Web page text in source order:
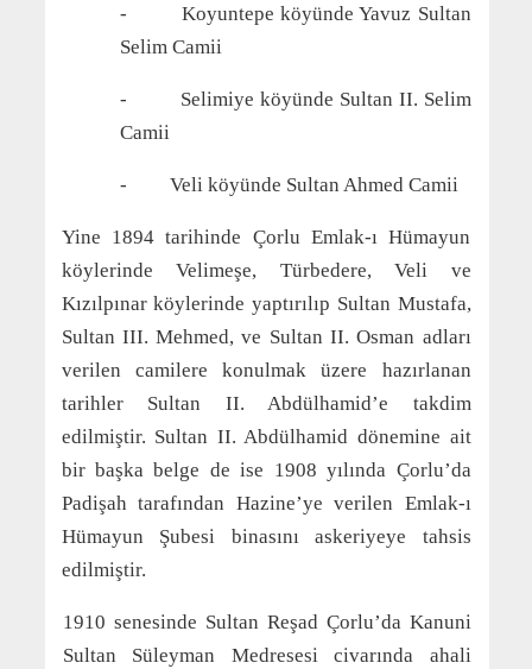
- Koyuntepe köyünde Yavuz Sultan
Selim Camii
- Selimiye köyünde Sultan II. Selim
Camii
- Veli köyünde Sultan Ahmed Camii
Yine 1894 tarihinde Çorlu Emlak-ı Hümayun
köylerinde Velimeşe, Türbedere, Veli ve
Kızılpınar köylerinde yaptırılıp Sultan Mustafa,
Sultan III. Mehmed, ve Sultan II. Osman adları
verilen camilere konulmak üzere hazırlanan
tarihler Sultan II. Abdülhamid’e takdim
edilmiştir. Sultan II. Abdülhamid dönemine ait
bir başka belge de ise 1908 yılında Çorlu’da
Padişah tarafından Hazine’ye verilen Emlak-ı
Hümayun Şubesi binasını askeriyeye tahsis
edilmiştir.
1910 senesinde Sultan Reşad Çorlu’da Kanuni
Sultan Süleyman Medresesi civarında ahali